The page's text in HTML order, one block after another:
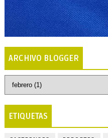
ARCHIVO BLOGGER
ETIQUETAS